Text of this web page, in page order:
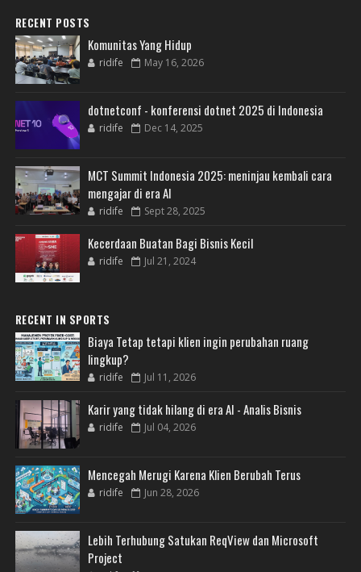
RECENT POSTS
Komunitas Yang Hidup
ridife May 16, 2026
dotnetconf - konferensi dotnet 2025 di Indonesia
ridife Dec 14, 2025
MCT Summit Indonesia 2025: meninjau kembali cara
mengajar di era AI
ridife Sept 28, 2025
Kecerdaan Buatan Bagi Bisnis Kecil
ridife Jul 21, 2024
RECENT IN SPORTS
Biaya Tetap tetapi klien ingin perubahan ruang
lingkup?
ridife Jul 11, 2026
Karir yang tidak hilang di era AI - Analis Bisnis
ridife Jul 04, 2026
Mencegah Merugi Karena Klien Berubah Terus
ridife Jun 28, 2026
Lebih Terhubung Satukan ReqView dan Microsoft
Project